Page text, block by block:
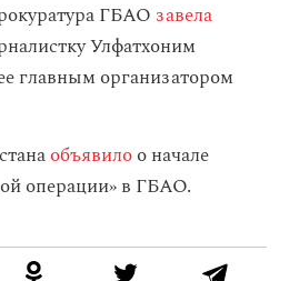
ГБАО завела
Улфатхоним
главным организатором
объявилоо начале
операции» в ГБАО.